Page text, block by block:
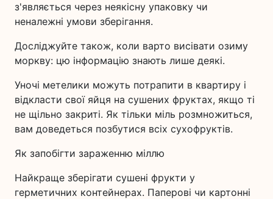
з'являється через неякісну упаковку чи
неналежні умови зберігання.
Досліджуйте також, коли варто висівати озиму
моркву: цю інформацію знають лише деякі.
Уночі метелики можуть потрапити в квартиру і
відкласти свої яйця на сушених фруктах, якщо ті
не щільно закриті. Як тільки міль розмножиться,
вам доведеться позбутися всіх сухофруктів.
Як запобігти зараженню міллю
Найкраще зберігати сушені фрукти у
герметичних контейнерах. Паперові чи картонні